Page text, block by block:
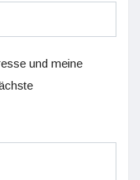
und meine